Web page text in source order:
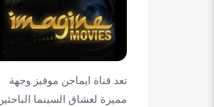
تعد قناة ايماجن موفيز وجهة
مميزة لعشاق السينما